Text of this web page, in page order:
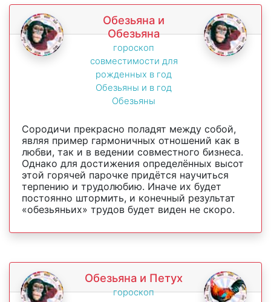
Обезьяна и
Обезьяна
гороскоп
совместимости для
рожденных в год
Обезьяны и в год
Обезьяны
Сородичи прекрасно поладят между собой,
являя пример гармоничных отношений как в
любви, так и в ведении совместного бизнеса.
Однако для достижения определённых высот
этой горячей парочке придётся научиться
терпению и трудолюбию. Иначе их будет
постоянно штормить, и конечный результат
«обезьяньих» трудов будет виден не скоро.
Обезьяна и Петух
гороскоп